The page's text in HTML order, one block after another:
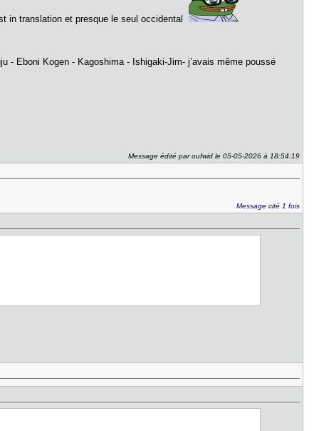
in translation et presque le seul occidental
- Eboni Kogen - Kagoshima - Ishigaki-Jim- j’avais même poussé
Message édité par oufwid le 05-05-2026 à 18:54:19
Message cité 1 fois